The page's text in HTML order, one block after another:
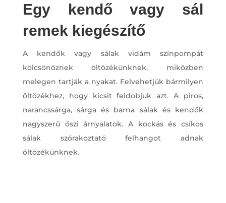
Egy kendő vagy sál
remek kiegészítő
A kendők vagy sálak vidám színpompát
kölcsönöznek öltözékünknek, miközben
melegen tartják a nyakat. Felvehetjük bármilyen
öltözékhez, hogy kicsit feldobjuk azt. A piros,
narancssárga, sárga és barna sálak és kendők
nagyszerű őszi árnyalatok. A kockás és csíkos
sálak szórakoztató felhangot adnak
öltözékünknek.